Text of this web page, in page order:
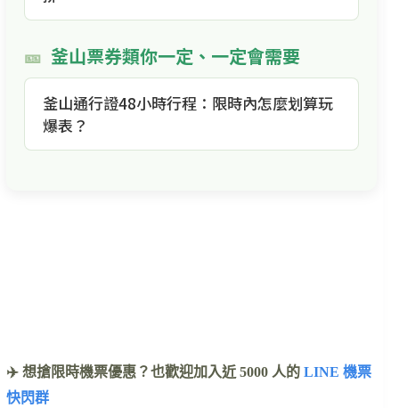
釜山票券類你一定、一定會需要
釜山通行證48小時行程：限時內怎麼划算玩
爆表？
✈️ 想搶限時機票優惠？也歡迎加入近 5000 人的 LINE 機票
快閃群